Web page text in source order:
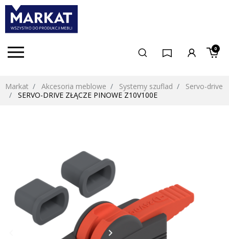
0
Markat Akcesoria meblowe Systemy szuflad
Servo-drive
SERVO-DRIVE ZŁĄCZE PINOWE Z10V100E
keyboard_arrow_right